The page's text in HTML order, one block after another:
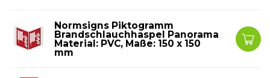
Normsigns Piktogramm
Brandschlauchhaspel Panorama
Material: PVC, Maße: 150 x 150
mm